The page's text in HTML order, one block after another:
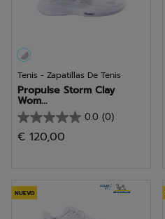
Tenis - Zapatillas De Tenis
Propulse Storm Clay
Wom...
0.0 (0)
0.0
de
€ 120,00
NUEVO